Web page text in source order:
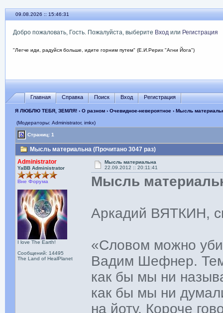
09.08.2026 :: 15:46:32
Добро пожаловать, Гость. Пожалуйста, выберите Входили Регистрация
"Легче иди, радуйся больше, идите горним путем" (Е.И.Рерих "Агни Йога")
Главная Справка Поиск Вход Регистрация
Я ЛЮБЛЮ ТЕБЯ, ЗЕМЛЯ!› О разном› Очевидное-невероятное› Мысль
(Модераторы: Administrator, imkx)
Страниц: 1
Мысль материальна (Прочитано 3047 раз)
Administrator
YaBB Administrator
Вне Форума
I love The Earth!
Сообщений: 14495
The Land of HealPlanet
Мысль материальна
22.09.2012 :: 20:11:41
Мысль
Аркадий ВЯТКИН,
«Словом можно
Вадим Шефнер. Тем
как бы мы ни
как бы мы ни
на йоту. Короче